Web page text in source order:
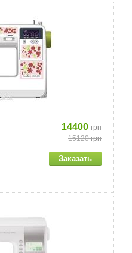
14400 грн
15120грн